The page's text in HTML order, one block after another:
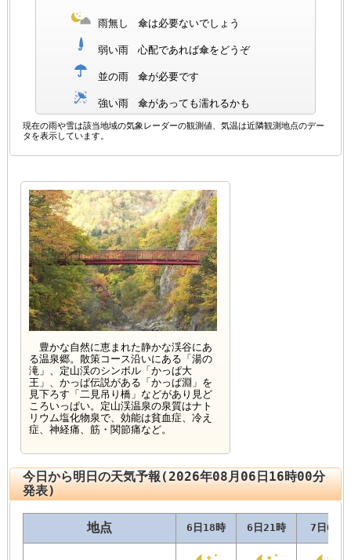
雨無し 傘は必要ないでしょう
弱い雨 心配であれば傘をどうぞ
並の雨 傘が必要です
強い雨 傘があっても濡れるかも
現在の雨や雪は該当地域の気象レーダーの観測値、気温は近隣観測地点のデー
タを表示しています。
豊かな自然に恵まれた静かな渓谷にあ
る温泉郷。散策コース沿いにある「湯の
滝」、定山渓のシンボル「かっぱ大
王」、かっぱ伝説がある「かっぱ淵」を
見下ろす「二見吊り橋」などがあり見ど
ころいっぱい。定山渓温泉の泉質はナト
リウム塩化物泉で、効能は貧血症、冷え
症、神経痛、筋・関節痛など。
今日から明日の天気予報(2026年08月06日16時00分
発表)
地点 6日18時 6日21時 7日0時